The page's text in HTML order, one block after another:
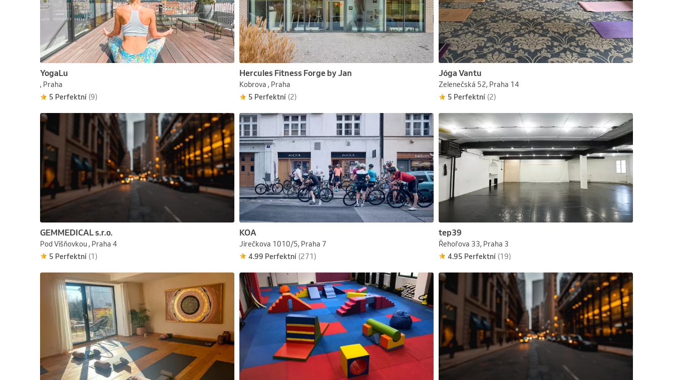
YogaLu
, Praha
5 Perfektní (9)
Hercules Fitness Forge by Jan
Kobrova , Praha
5 Perfektní (2)
Jóga Vantu
Zelenečská 52, Praha 14
5 Perfektní (2)
GEMMEDICAL s.r.o.
Pod Višňovkou , Praha 4
5 Perfektní (1)
KOA
Jirečkova 1010/5, Praha 7
4.99 Perfektní (271)
tep39
Řehořova 33, Praha 3
4.95 Perfektní (19)